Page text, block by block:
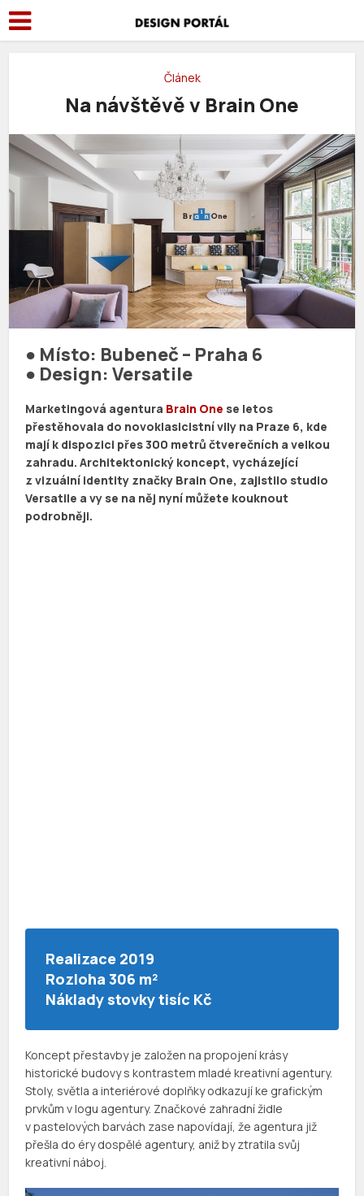
Článek
Na návštěvě v Brain One
● Místo: Bubeneč – Praha 6
● Design: Versatile
Marketingová agentura Brain One se letos
přestěhovala do novoklasicistní vily na Praze 6, kde
mají k dispozici přes 300 metrů čtverečních a velkou
zahradu. Architektonický koncept, vycházející
z vizuální identity značky Brain One, zajistilo studio
Versatile a vy se na něj nyní můžete kouknout
podrobněji.
Realizace 2019
Rozloha 306 m²
Náklady stovky tisíc Kč
Koncept přestavby je založen na propojení krásy
historické budovy s kontrastem mladé kreativní agentury.
Stoly, světla a interiérové doplňky odkazují ke grafickým
prvkům v logu agentury. Značkové zahradní židle
v pastelových barvách zase napovídají, že agentura již
přešla do éry dospělé agentury, aniž by ztratila svůj
kreativní náboj.